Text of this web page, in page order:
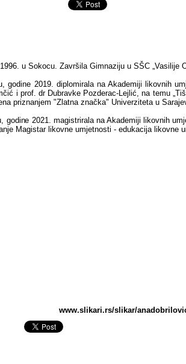
u Sokocu. Završila Gimnaziju u SŠC „Vasilije
godine 2019. diplomirala na Akademiji likovnih
i prof. dr Dubravke Pozderac-Lejlić, na temu
priznanjem "Zlatna značka" Univerziteta u
godine 2021. magistrirala na Akademiji likovnih
Magistar likovne umjetnosti - edukacija likovne
www.slikari.rs/slikar/